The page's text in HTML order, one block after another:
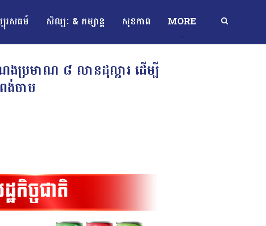
រសធម៍ សិល្បៈ & កម្សាន្ត សុខភាព MORE
ងប្រមាណ ៨ លានដុល្លារ ដើម្បី
ង់ចាម